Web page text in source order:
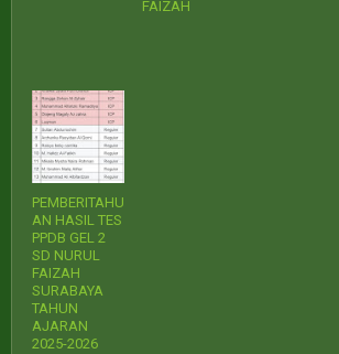
FAIZAH
PEMBERITAHU
AN HASIL TES
PPDB GEL 2
SD NURUL
FAIZAH
SURABAYA
TAHUN
AJARAN
2025-2026